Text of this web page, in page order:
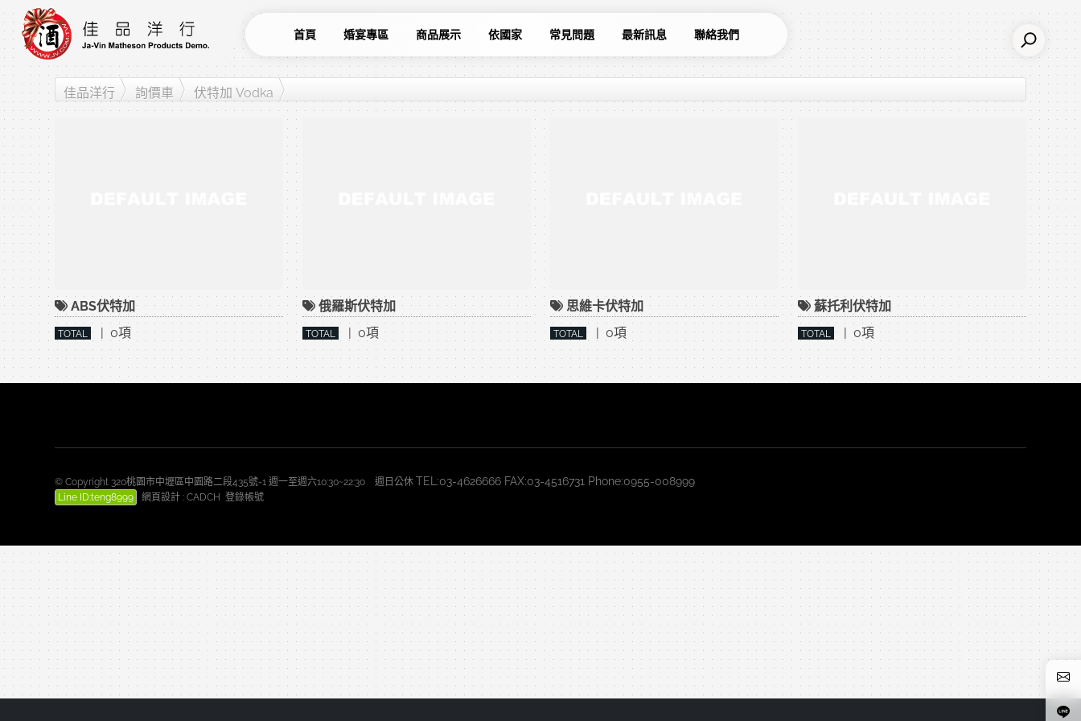
首頁 婚宴專區 商品展示 依國家 常見問題 最新訊息 聯絡我們
佳品洋行 詢價車 伏特加 Vodka
ABS伏特加
TOTAL | 0項
俄羅斯伏特加
TOTAL | 0項
思維卡伏特加
TOTAL | 0項
蘇托利伏特加
TOTAL | 0項
© Copyright 320桃園市中壢區中園路二段435號-1 週一至週六10:30~22:30 週日公休 TEL:03-4626666 FAX:03-4516731 Phone:0955-008999
Line ID:teng8999 網頁設計 : CADCH 登錄帳號